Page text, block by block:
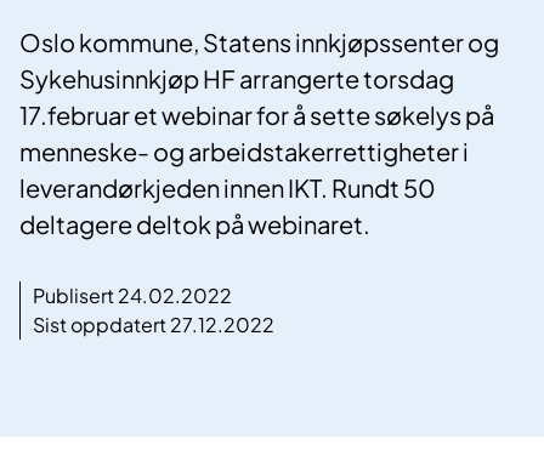
Oslo kommune, Statens innkjøpssenter og
Sykehusinnkjøp HF arrangerte torsdag
17.februar et webinar for å sette søkelys på
menneske- og arbeidstakerrettigheter i
leverandørkjeden innen IKT. Rundt 50
deltagere deltok på webinaret.
Publisert 24.02.2022
Sist oppdatert 27.12.2022